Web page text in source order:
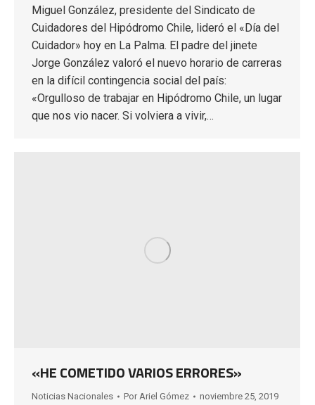
Miguel González, presidente del Sindicato de
Cuidadores del Hipódromo Chile, lideró el «Día del
Cuidador» hoy en La Palma. El padre del jinete
Jorge González valoró el nuevo horario de carreras
en la difícil contingencia social del país:
«Orgulloso de trabajar en Hipódromo Chile, un lugar
que nos vio nacer. Si volviera a vivir,…
«HE COMETIDO VARIOS ERRORES»
Noticias Nacionales Por Ariel Gómez noviembre 25, 2019